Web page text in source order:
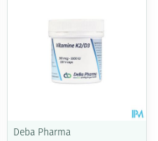
Deba Pharma